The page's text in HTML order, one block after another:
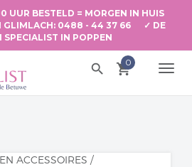
UUR BESTELD = MORGEN IN HUIS
GLIMLACH: 0488 - 44 37 66 ✓ DE
SPECIALIST IN POPPEN
local_grocery_store
0
search
ACCESSOIRES /